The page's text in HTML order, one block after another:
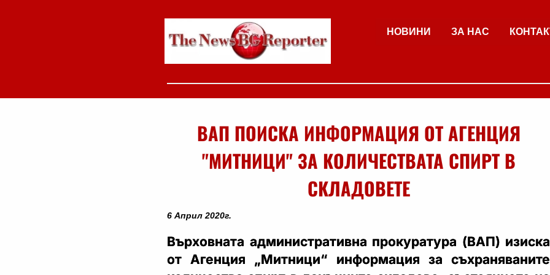
НОВИНИ ЗА НАС
ВАП ПОИСКА ИНФОРМАЦИЯ ОТ АГЕНЦИЯ
"МИТНИЦИ" ЗА КОЛИЧЕСТВАТА СПИРТ В
СКЛАДОВЕТЕ
6 Април 2020г.
Върховната административна прокуратура (ВАП) изиска
от Агенция „Митници“ информация за съхраняваните